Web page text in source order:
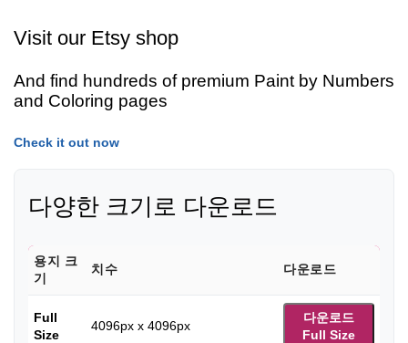
Visit our Etsy shop
And find hundreds of premium Paint by Numbers
and Coloring pages
Check it out now
다양한 크기로 다운로드
용지 크
기
치수 다운로드
Full
Size
4096px x 4096px
다운로드
Full Size